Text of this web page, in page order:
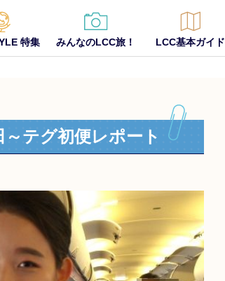
特集 みんなのLCC旅！ LCC基本ガイド
テグ初便レポート